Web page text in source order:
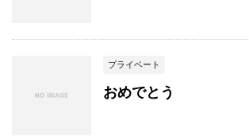
プライベート
おめでとう